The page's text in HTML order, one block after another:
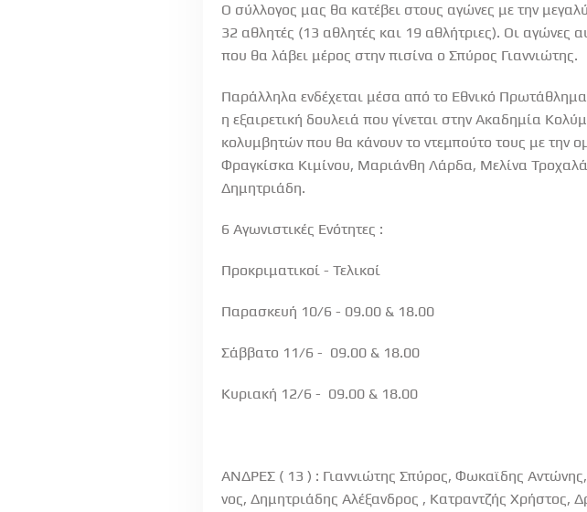
Ο σύλλογος μας θα κατέβει στους αγώνες με την
32 αθλητές (13 αθλητές και 19 αθλήτριες). Οι αγώνες
που θα λάβει μέρος στην πισίνα ο Σπύρος Γιαννιώτης.
Παράλληλα ενδέχεται μέσα από το Εθνικό
η εξαιρετική δουλειά που γίνεται στην Ακαδημία
κολυμβητών που θα κάνουν το ντεμπούτο τους με την
Φραγκίσκα Κιμίνου, Μαριάνθη Λάρδα, Μελίνα
Δημητριάδη.
6 Αγωνιστικές Ενότητες :
Προκριματικοί - Τελικοί
Παρασκευή 10/6 - 09.00 & 18.00
Σάββατο 11/6 - 09.00 & 18.00
Κυριακή 12/6 - 09.00 & 18.00
ΑΝΔΡΕΣ ( 13 ) : Γιαννιώτης Σπύρος, Φωκαϊδης
νος, Δημητριάδης Αλέξανδρος , Κατραντζής Χρήστος,